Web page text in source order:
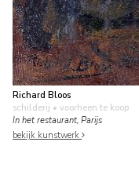
Richard Bloos
schilderij • voorheen te koop
In het restaurant, Parijs
bekijk kunstwerk